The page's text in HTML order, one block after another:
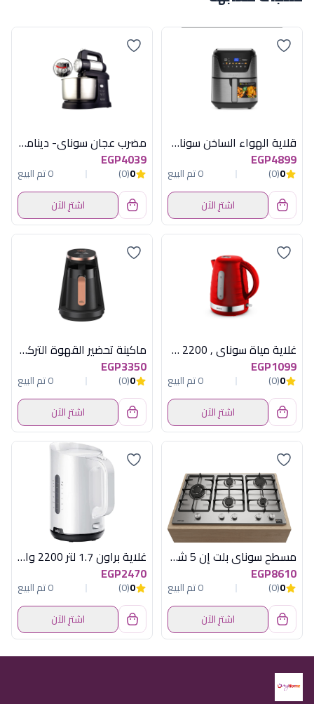
قلاية الهواء الساخن سوناي ,كوك ماستر برو , ديجيتال , 2000وات , 7 لتر , 8 برنامج للطهي , سلفير – MAR-711
EGP4899
0
(0)
0 تم البيع
اشترِ الآن
مضرب عجان سوناي- ديناميكى 500 وات، 3 لتر، 5 سرعات- SH-M800
EGP4039
0
(0)
0 تم البيع
اشترِ الآن
غلاية مياة سوناي , 2200 وات , 1.7 لتر, احمرSH-3777
EGP1099
0
(0)
0 تم البيع
اشترِ الآن
ماكينة تحضير القهوة التركية أرزوم أوكا مينيو نحاسي
EGP3350
0
(0)
0 تم البيع
اشترِ الآن
مسطح سوناى بلت إن 5 شعلة 90 سم استانلس - شعلات ساباف (SABAF) إيطالية وحوامل زهر
EGP8610
0
(0)
0 تم البيع
اشترِ الآن
غلاية براون 1.7 لتر 2200 وات ابيض
EGP2470
0
(0)
0 تم البيع
اشترِ الآن